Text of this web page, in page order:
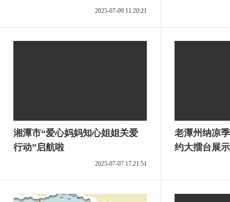
2025-07-09 11:20:21
湘潭市“爱心妈妈知心姐姐关爱
行动”启航啦
2025-07-07 17:21:51
老潭州纳凉
约大擂台展